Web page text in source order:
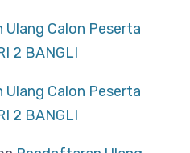
Calon Peserta
2 BANGLI
Calon Peserta
2 BANGLI